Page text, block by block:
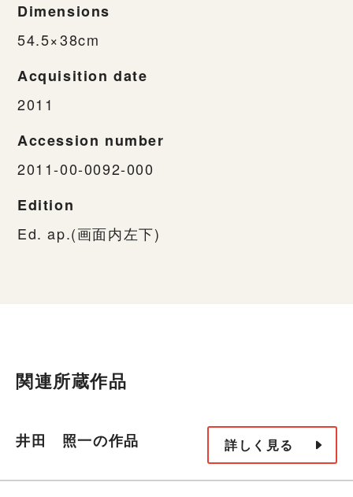
Dimensions
54.5×38cm
Acquisition date
2011
Accession number
2011-00-0092-000
Edition
Ed. ap.(画面内左下)
関連所蔵作品
井田 照一の作品 詳しく見る